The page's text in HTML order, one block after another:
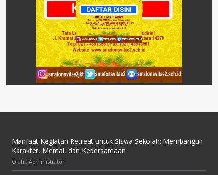
Manfaat Kegiatan Retreat untuk Siswa Sekolah: Membangun
Karakter, Mental, dan Kebersamaan
Oleh : Administrator